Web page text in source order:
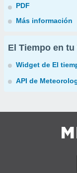
PDF
Más información
El Tiempo en tu
Widget de El
API de